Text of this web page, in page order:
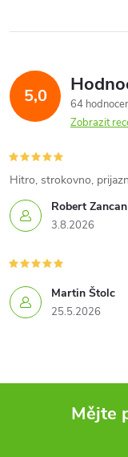
5,0
64
Zobrazit
Robert Zancan
3.8.2026
Hitro, strokovno,
Martin Štolc
25.5.2026
Mějte